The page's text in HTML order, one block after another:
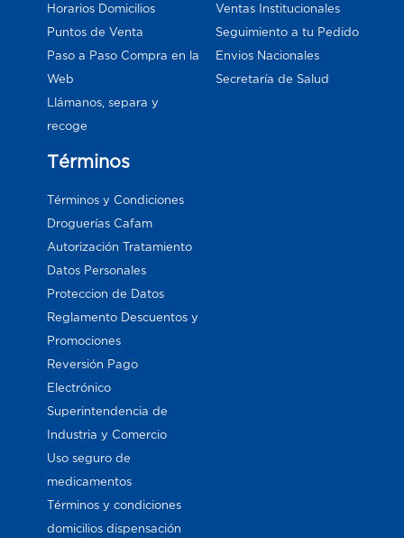
Horarios Domicilios
Puntos de Venta
Paso a Paso Compra en la
Web
Llámanos, separa y
recoge
Ventas Institucionales
Seguimiento a tu Pedido
Envios Nacionales
Secretaría de Salud
Términos
Términos y Condiciones
Droguerías Cafam
Autorización Tratamiento
Datos Personales
Proteccion de Datos
Reglamento Descuentos y
Promociones
Reversión Pago
Electrónico
Superintendencia de
Industria y Comercio
Uso seguro de
medicamentos
Términos y condiciones
domicilios dispensación